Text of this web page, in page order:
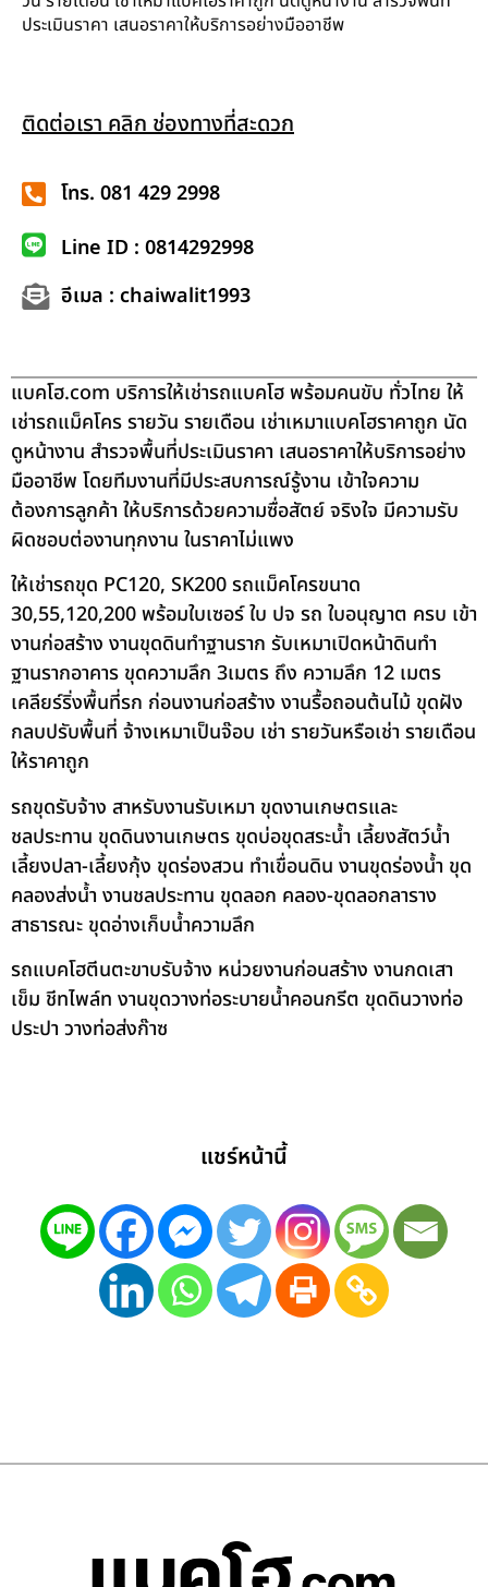
ประเมินราคา เสนอราคาให้บริการอย่างมืออาชีพ
ติดต่อเรา คลิก ช่องทางที่สะดวก
โทร. 081 429 2998
Line ID : 0814292998
อีเมล : chaiwalit1993
แบคโฮ.com บริการให้เช่ารถแบคโฮ พร้อมคนขับ ทั่วไทย ให้
เช่ารถแม็คโคร รายวัน รายเดือน เช่าเหมาแบคโฮราคาถูก นัด
ดูหน้างาน สำรวจพื้นที่ประเมินราคา เสนอราคาให้บริการอย่าง
มืออาชีพ โดยทีมงานที่มีประสบการณ์รู้งาน เข้าใจความ
ต้องการลูกค้า ให้บริการด้วยความซื่อสัตย์ จริงใจ มีความรับ
ผิดชอบต่องานทุกงาน ในราคาไม่แพง
ให้เช่ารถขุด PC120, SK200 รถแม็คโครขนาด
30,55,120,200 พร้อมใบเซอร์ ใบ ปจ รถ ใบอนุญาต ครบ เข้า
งานก่อสร้าง งานขุดดินทำฐานราก รับเหมาเปิดหน้าดินทำ
ฐานรากอาคาร ขุดความลึก 3เมตร ถึง ความลึก 12 เมตร
เคลียร์ริ่งพื้นที่รก ก่อนงานก่อสร้าง งานรื้อถอนต้นไม้ ขุดฝัง
กลบปรับพื้นที่ จ้างเหมาเป็นจ๊อบ เช่า รายวันหรือเช่า รายเดือน
ให้ราคาถูก
รถขุดรับจ้าง สาหรับงานรับเหมา ขุดงานเกษตรและ
ชลประทาน ขุดดินงานเกษตร ขุดบ่อขุดสระน้ำ เลี้ยงสัตว์น้ำ
เลี้ยงปลา-เลี้ยงกุ้ง ขุดร่องสวน ทำเขื่อนดิน งานขุดร่องน้ำ ขุด
คลองส่งน้ำ งานชลประทาน ขุดลอก คลอง-ขุดลอกลาราง
สาธารณะ ขุดอ่างเก็บน้ำความลึก
รถแบคโฮตีนตะขาบรับจ้าง หน่วยงานก่อนสร้าง งานกดเสา
เข็ม ชีทไพล์ท งานขุดวางท่อระบายน้ำคอนกรีต ขุดดินวางท่อ
ประปา วางท่อส่งก๊าซ
แชร์หน้านี้